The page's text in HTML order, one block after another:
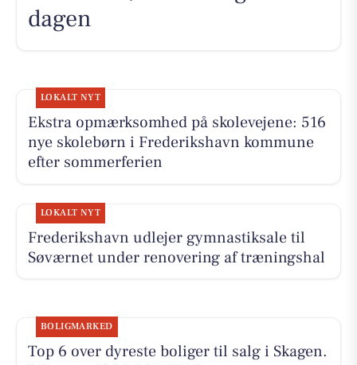
dagen
LOKALT NYT
Ekstra opmærksomhed på skolevejene: 516
nye skolebørn i Frederikshavn kommune
efter sommerferien
LOKALT NYT
Frederikshavn udlejer gymnastiksale til
Søværnet under renovering af træningshal
BOLIGMARKED
Top 6 over dyreste boliger til salg i Skagen.